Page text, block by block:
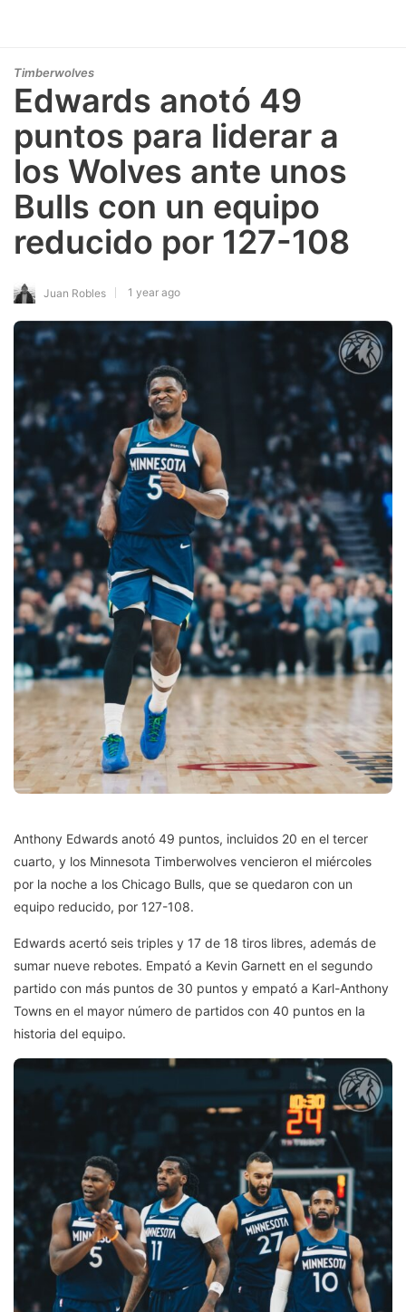
Timberwolves
Edwards anotó 49
puntos para liderar a
los Wolves ante unos
Bulls con un equipo
reducido por 127-108
Juan Robles 1 year ago
Anthony Edwards anotó 49 puntos, incluidos 20 en el tercer
cuarto, y los Minnesota Timberwolves vencieron el miércoles
por la noche a los Chicago Bulls, que se quedaron con un
equipo reducido, por 127-108.
Edwards acertó seis triples y 17 de 18 tiros libres, además de
sumar nueve rebotes. Empató a Kevin Garnett en el segundo
partido con más puntos de 30 puntos y empató a Karl-Anthony
Towns en el mayor número de partidos con 40 puntos en la
historia del equipo.